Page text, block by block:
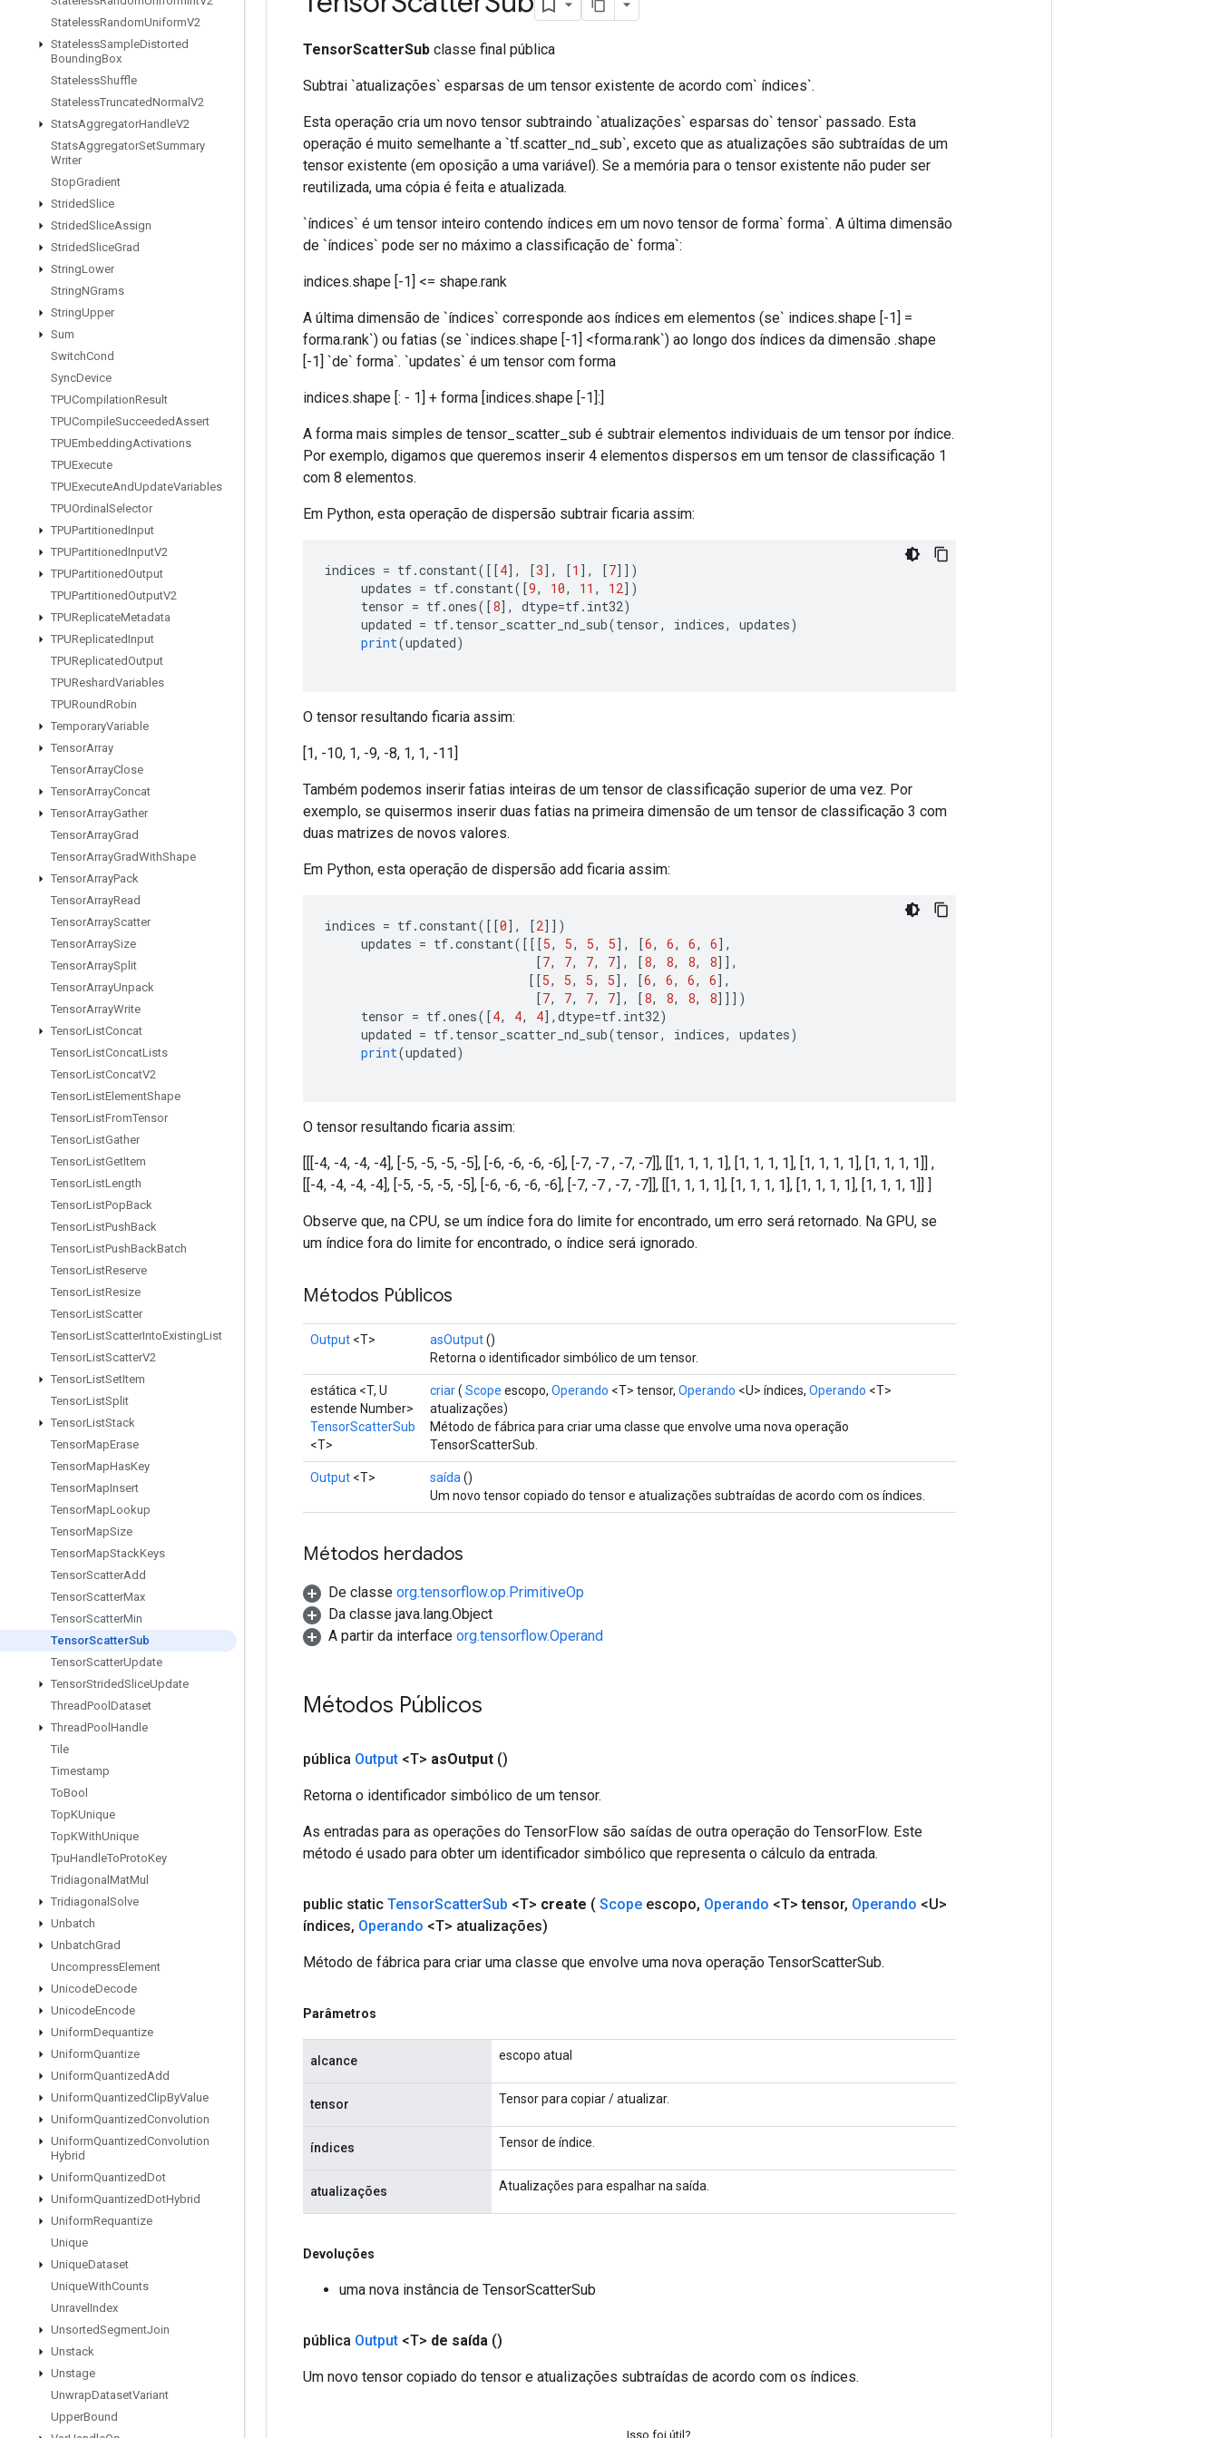
StatelessRandomUniformV2
StatelessSampleDistorted
BoundingBox
StatelessShuffle
StatelessTruncatedNormal V2
StatsAggregatorHandleV2
StatsAggregatorSetSummary
Writer
StopGradient
StridedSlice
StridedSliceAssign
StridedSliceGrad
StringLower
StringNGrams
StringUpper
Sum
SwitchCond
SyncDevice
TPUCompilationResult
TPUCompileSucceededAssert
TPUEmbeddingActivations
TPUExecute
TPUExecuteAndUpdateVariables
TPUOrdinal Selector
TPUPartitionedInput
TPUPartitionedInputV2
TPUPartitionedOutput
TPUPartitionedOutputV2
TPUReplicateMetadata
TPUReplicatedInput
TPUReplicatedOutput
TPUReshardVariables
TPURoundRobin
TemporaryVariable
TensorArray
TensorArrayClose
TensorArrayConcat
TensorArrayGather
TensorArrayGrad
TensorArrayGradWithShape
TensorArrayPack
TensorArrayRead
TensorArrayScatter
TensorArraySize
TensorArraySplit
TensorArrayUnpack
TensorArrayWrite
TensorListConcat
TensorListConcatLists
TensorListConcatV2
TensorListElementShape
TensorListFromTensor
TensorListGather
TensorListGetItem
TensorListLength
TensorListPopBack
TensorListPushBack
TensorListPushBackBatch
TensorListReserve
TensorListResize
TensorListScatter
TensorListScatterIntoExistingList
TensorListScatterV2
TensorListSetItem
TensorListSplit
TensorListStack
TensorMapErase
TensorMapHasKey
TensorMapInsert
TensorMapLookup
TensorMapSize
TensorMapStackKeys
TensorScatterAdd
TensorScatterMax
TensorScatterMin
TensorScatterSub
TensorScatterUpdate
TensorStridedSliceUpdate
ThreadPool Dataset
ThreadPool Handle
Tile
Timestamp
ToBool
TopKUnique
TopKWithUnique
TpuHandleToProtoKey
Tridiagonal MatMul
Tridiagonal Solve
Unbatch
UnbatchGrad
UncompressElement
UnicodeDecode
UnicodeEncode
UniformDequantize
UniformQuantize
UniformQuantizedAdd
UniformQuantizedClipByValue
UniformQuantizedConvolution
UniformQuantizedConvolution
Hybrid
UniformQuantizedDot
UniformQuantizedDotHybrid
UniformRequantize
Unique
UniqueDataset
UniqueWithCounts
Unravel Index
UnsortedSegmentJoin
Unstack
Unstage
UnwrapDatasetVariant
UpperBound
TensorScatterSub classe final pública
Subtrai `atualizações` esparsas de um tensor existente de acordo com` índices`.
Esta operação cria um novo tensor subtraindo `atualizações` esparsas do` tensor` passado. Esta
operação é muito semelhante a `tf.scatter_nd_sub`, exceto que as atualizações são subtraídas de um
tensor existente (em oposição a uma variável). Se a memória para o tensor existente não puder ser
reutilizada, uma cópia é feita e atualizada.
`índices` é um tensor inteiro contendo índices em um novo tensor de forma` forma`. A última dimensão
de `índices` pode ser no máximo a classificação de` forma`:
indices.shape [-1] <= shape.rank
A última dimensão de `índices` corresponde aos índices em elementos (se` indices.shape [-1] =
forma.rank`) ou fatias (se `indices.shape [-1] <forma.rank`) ao longo dos índices da dimensão .shape
[-1] `de` forma`. `updates` é um tensor com forma
indices.shape [: - 1] + forma [indices.shape [-1]:]
A forma mais simples de tensor_scatter_sub é subtrair elementos individuais de um tensor por índice.
Por exemplo, digamos que queremos inserir 4 elementos dispersos em um tensor de classificação 1
com 8 elementos.
Em Python, esta operação de dispersão subtrair ficaria assim:
indices = tf.constant([[4], [3], [1 ], [7]])
updates = tf.constant([9, 10, 11 , 12])
tensor = tf.ones([8], dtype=tf. int32)
updated = tf. tensor_scatter_nd_sub(tensor, indices, updates)
print(updated)
O tensor resultando ficaria assim:
[1, -10, 1, -9, -8, 1, 1, -11]
Também podemos inserir fatias inteiras de um tensor de classificação superior de uma vez. Por
exemplo, se quisermos inserir duas fatias na primeira dimensão de um tensor de classificação 3 com
duas matrizes de novos valores.
Em Python, esta operação de dispersão add ficaria assim:
indices = tf.constant([[0], [2]])
updates = tf.constant([[[5, 5, 5, 5], [6, 6, 6, 6],
[7, 7, 7, 7], [8, 8, 8, 8]],
[[5, 5, 5, 5], [6, 6, 6, 6],
[7, 7, 7, 7], [8, 8, 8, 8]]])
tensor = tf.ones([4, 4, 4], dtype=tf. int32)
updated = tf. tensor_scatter_nd_sub(tensor, indices, updates)
print(updated)
O tensor resultando ficaria assim:
[[[-4, -4, -4, -4], [-5, -5, -5, -5], [-6, -6, -6, -6], [-7, -7 , -7, -7]], [[1, 1, 1, 1], [1, 1, 1, 1], [1, 1, 1, 1], [1, 1, 1, 1]] ,
[[-4, -4, -4, -4], [-5, -5, -5, -5], [-6, -6, -6, -6], [-7, -7 , -7, -7]], [[1, 1, 1, 1], [1, 1, 1, 1], [1, 1, 1, 1], [1, 1, 1, 1]] ]
Observe que, na CPU, se um índice fora do limite for encontrado, um erro será retornado. Na GPU, se
um índice fora do limite for encontrado, o índice será ignorado.
Métodos Públicos
Output <T> asOutput()
Retorna o identificador simbólico de um tensor.
estática <T, U
estende Number>
TensorScatterSub
<T>
criar( Scope escopo, Operando <T> tensor, Operando <U> índices, Operando <T>
atualizações)
Método de fábrica para criar uma classe que envolve uma nova operação
TensorScatterSub.
Output <T> saída ()
Um novo tensor copiado do tensor e atualizações subtraídas de acordo com os índices.
Métodos herdados
De classe org.tensorflow.op.PrimitiveOp
Da classe java.lang.Object
A partir da interface org.tensorflow.Operand
Métodos Públicos
pública Output <T> asOutput ()
Retorna o identificador simbólico de um tensor.
As entradas para as operações do TensorFlow são saídas de outra operação do TensorFlow. Este
método é usado para obter um identificador simbólico que representa o cálculo da entrada.
public static TensorScatterSub <T> create ( Scope escopo, Operando <T> tensor, Operando <U>
índices, Operando <T> atualizações)
Método de fábrica para criar uma classe que envolve uma nova operação TensorScatterSub.
Parâmetros
alcance escopo atual
tensor Tensor para copiar / atualizar.
índices Tensor de índice.
atualizações Atualizações para espalhar na saída.
Devoluções
uma nova instância de TensorScatterSub
pública Output <T> de saída ()
Um novo tensor copiado do tensor e atualizações subtraídas de acordo com os índices.
Isso foi útil?